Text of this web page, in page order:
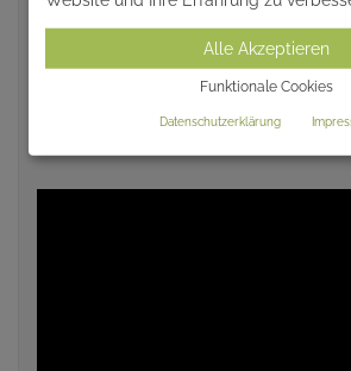
Alle Akzeptieren
Funktionale Cookies
Datenschutzerklärung